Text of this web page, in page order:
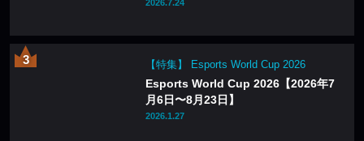
2026.7.24
【特集】 Esports World Cup 2026
Esports World Cup 2026【2026年7
月6日〜8月23日】
2026.1.27